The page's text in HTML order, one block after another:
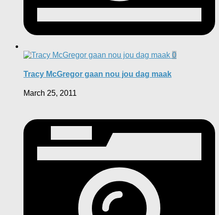
0
Tracy McGregor gaan nou jou dag maak
March 25, 2011